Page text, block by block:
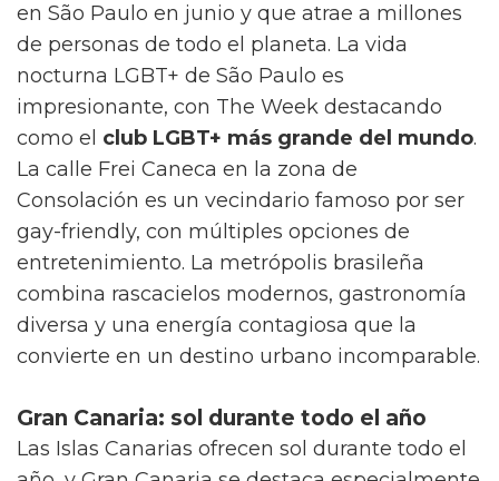
en São Paulo en junio y que atrae a millones
de personas de todo el planeta. La vida
nocturna LGBT+ de São Paulo es
impresionante, con The Week destacando
como el club LGBT+ más grande del mundo.
La calle Frei Caneca en la zona de
Consolación es un vecindario famoso por ser
gay-friendly, con múltiples opciones de
entretenimiento. La metrópolis brasileña
combina rascacielos modernos, gastronomía
diversa y una energía contagiosa que la
convierte en un destino urbano incomparable.
Gran Canaria: sol durante todo el año
Las Islas Canarias ofrecen sol durante todo el